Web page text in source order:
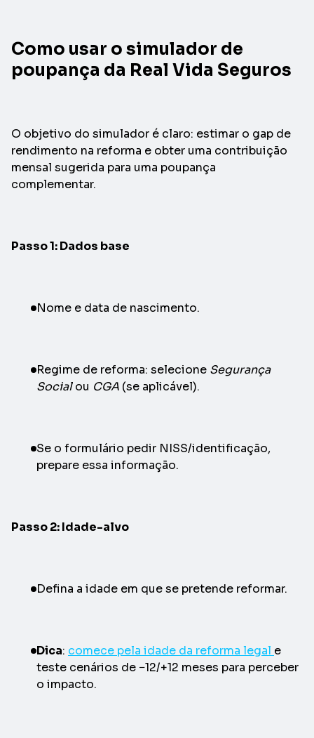
Como usar o simulador de
poupança da Real Vida Seguros
O objetivo do simulador é claro: estimar o gap de
rendimento na reforma e obter uma contribuição
mensal sugerida para uma poupança
complementar.
Passo 1: Dados base
Nome e data de nascimento.
Regime de reforma: selecione Segurança
Socialou CGA (se aplicável).
Se o formulário pedir NISS/identificação,
prepare essa informação.
Passo 2: Idade-alvo
Defina a idade em que se pretende reformar.
Dica: comece pela idade da reforma legal e
teste cenários de −12/+12 meses para perceber
o impacto.